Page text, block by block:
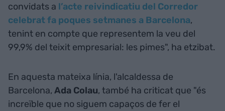
convidats a l’acte reivindicatiu del Corredor
celebrat fa poques setmanes a Barcelona,
tenint en compte que representem la veu del
99,9% del teixit empresarial: les pimes", ha etzibat.
En aquesta mateixa línia, l'alcaldessa de
Barcelona, Ada Colau, també ha criticat que "és
increïble que no siguem capaços de fer el